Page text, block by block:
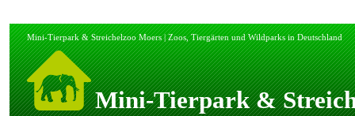
Mini-Tierpark & Streichelzoo Moers | Zoos, Tiergärten und Wildparks in Deutschland
Mini-Tierpark &